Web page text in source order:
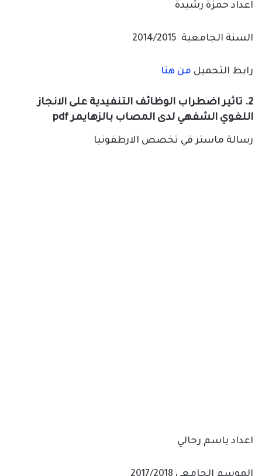
اعداد حمزة رشيدة
السنة الجامعية 2014/2015
رابط التحميل من هنا
2. تاثير اضطراب الوظائف التنفيدية على الانجاز
اللغوي الشفهي لدى المصاب بالزهايمر pdf
رسالة ماستر في تخصص الارطفونيا
اعداد باسم رحالي